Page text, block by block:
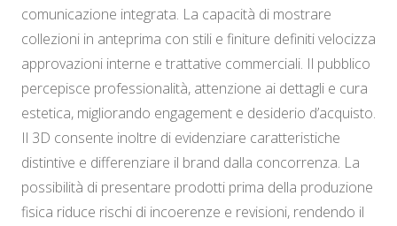
comunicazione integrata. La capacità di mostrare
collezioni in anteprima con stili e finiture definiti velocizza
approvazioni interne e trattative commerciali. Il pubblico
percepisce professionalità, attenzione ai dettagli e cura
estetica, migliorando engagement e desiderio d’acquisto.
Il 3D consente inoltre di evidenziare caratteristiche
distintive e differenziare il brand dalla concorrenza. La
possibilità di presentare prodotti prima della produzione
fisica riduce rischi di incoerenze e revisioni, rendendo il